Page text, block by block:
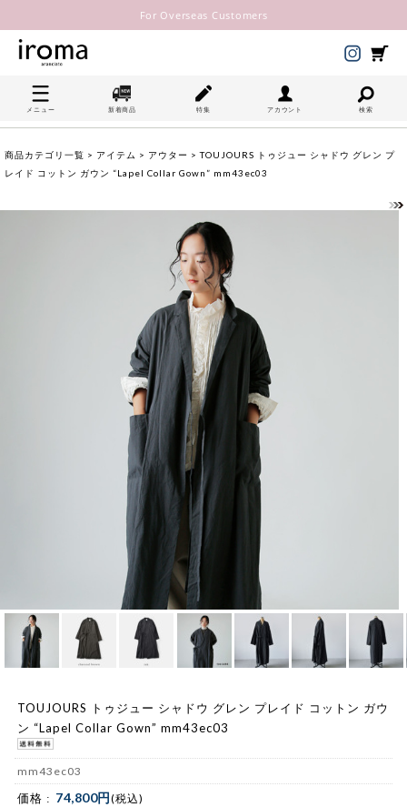
For Overseas Customers
メニュー 新着商品 特集 アカウント 検索
商品カテゴリ一覧 > アイテム > アウター > TOUJOURS トゥジュー シャドウ グレン プ
レイド コットン ガウン “Lapel Collar Gown” mm43ec03
TOUJOURS トゥジュー シャドウ グレン プレイド コットン ガウ
ン “Lapel Collar Gown” mm43ec03
mm43ec03
価格 : 74,800円 (税込)